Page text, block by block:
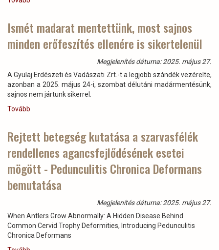
és
továbbképzés
a
erdészeti
szakszemélyzete
számára)
Ismét madarat mentettünk, most sajnos
minden erőfeszítés ellenére is sikertelenül
Megjelenítés dátuma: 2025. május 27.
A Gyulaj Erdészeti és Vadászati Zrt.-t a legjobb szándék vezérelte,
azonban a 2025. május 24-i, szombat délutáni madármentésünk,
sajnos nem jártunk sikerrel.
Tovább
most
sajnos
minden
erőfeszítés
is
Rejtett betegség kutatása a szarvasfélék
rendellenes agancsfejlődésének esetei
mögött - Pedunculitis Chronica Deformans
bemutatása
Megjelenítés dátuma: 2025. május 27.
When Antlers Grow Abnormally: A Hidden Disease Behind
Common Cervid Trophy Deformities, Introducing Pedunculitis
Chronica Deformans